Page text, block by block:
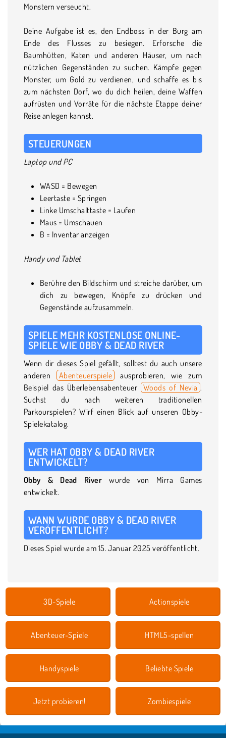
Monstern verseucht.
Deine Aufgabe ist es, den Endboss in der Burg am
Ende des Flusses zu besiegen. Erforsche die
Baumhütten, Katen und anderen Häuser, um nach
nützlichen Gegenständen zu suchen. Kämpfe gegen
Monster, um Gold zu verdienen, und schaffe es bis
zum nächsten Dorf, wo du dich heilen, deine Waffen
aufrüsten und Vorräte für die nächste Etappe deiner
Reise anlegen kannst.
STEUERUNGEN
Laptop und PC
WASD = Bewegen
Leertaste = Springen
Linke Umschalttaste = Laufen
Maus = Umschauen
B = Inventar anzeigen
Handy und Tablet
Berühre den Bildschirm und streiche darüber, um
dich zu bewegen, Knöpfe zu drücken und
Gegenstände aufzusammeln.
SPIELE MEHR KOSTENLOSE ONLINE-
SPIELE WIE OBBY & DEAD RIVER
Wenn dir dieses Spiel gefällt, solltest du auch unsere
anderen
Abenteuerspiele
ausprobieren, wie zum
Beispiel das Überlebensabenteuer Woods of Nevia .
Suchst du nach weiteren traditionellen
Parkourspielen? Wirf einen Blick auf unseren Obby-
Spielekatalog.
WER HAT OBBY & DEAD RIVER
ENTWICKELT?
Obby & Dead River wurde von Mirra Games
entwickelt.
WANN WURDE OBBY & DEAD RIVER
VERÖFFENTLICHT?
Dieses Spiel wurde am 15. Januar 2025 veröffentlicht.
3D-Spiele Actionspiele
Abenteuer-Spiele HTML5-spellen
Handyspiele Beliebte Spiele
Jetzt probieren! Zombiespiele